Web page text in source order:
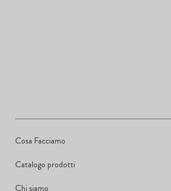
Cosa Facciamo
Catalogo prodotti
Chi siamo